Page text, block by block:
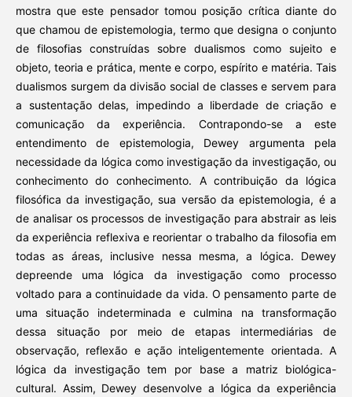
mostra que este pensador tomou posição crítica diante do
que chamou de epistemologia, termo que designa o conjunto
de filosofias construídas sobre dualismos como sujeito e
objeto, teoria e prática, mente e corpo, espírito e matéria. Tais
dualismos surgem da divisão social de classes e servem para
a sustentação delas, impedindo a liberdade de criação e
comunicação da experiência. Contrapondo-se a este
entendimento de epistemologia, Dewey argumenta pela
necessidade da lógica como investigação da investigação, ou
conhecimento do conhecimento. A contribuição da lógica
filosófica da investigação, sua versão da epistemologia, é a
de analisar os processos de investigação para abstrair as leis
da experiência reflexiva e reorientar o trabalho da filosofia em
todas as áreas, inclusive nessa mesma, a lógica. Dewey
depreende uma lógica da investigação como processo
voltado para a continuidade da vida. O pensamento parte de
uma situação indeterminada e culmina na transformação
dessa situação por meio de etapas intermediárias de
observação, reflexão e ação inteligentemente orientada. A
lógica da investigação tem por base a matriz biológica-
cultural. Assim, Dewey desenvolve a lógica da experiência